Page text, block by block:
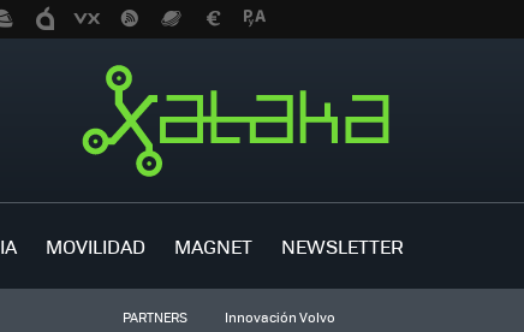
MOVILIDAD MAGNET NEWSLETTER
PARTNERS Innovación Volvo